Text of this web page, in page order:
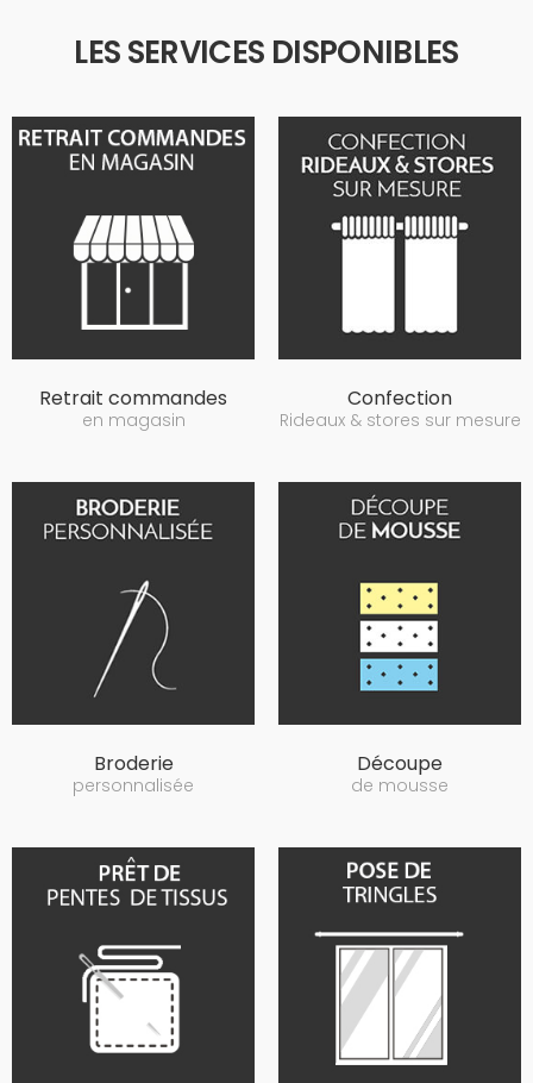
LES SERVICES DISPONIBLES
Retrait commandes
en magasin
Confection
Rideaux & stores sur mesure
Broderie
personnalisée
Découpe
de mousse